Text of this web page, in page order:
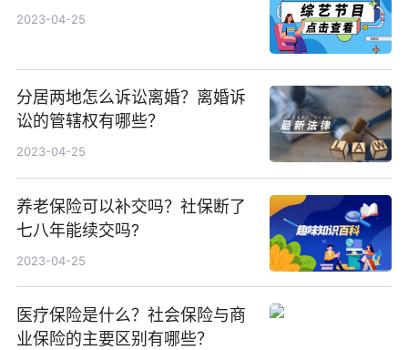
2023-04-25
分居两地怎么诉讼离婚？离婚诉
讼的管辖权有哪些？
2023-04-25
养老保险可以补交吗？社保断了
七八年能续交吗?
2023-04-25
医疗保险是什么？社会保险与商
业保险的主要区别有哪些？